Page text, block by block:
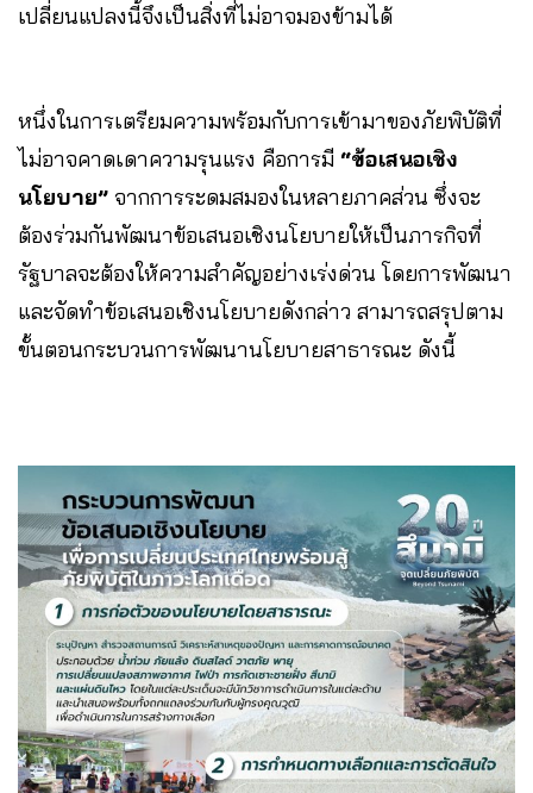
เปลี่ยนแปลงนี้จึงเป็นสิ่งที่ไม่อาจมองข้ามได้
หนึ่งในการเตรียมความพร้อมกับการเข้ามาของภัยพิบัติที่
ไม่อาจคาดเดาความรุนแรง คือการมี “ข้อเสนอเชิง
นโยบาย” จากการระดมสมองในหลายภาคส่วน ซึ่งจะ
ต้องร่วมกันพัฒนาข้อเสนอเชิงนโยบายให้เป็นภารกิจที่
รัฐบาลจะต้องให้ความสำคัญอย่างเร่งด่วน โดยการพัฒนา
และจัดทำข้อเสนอเชิงนโยบายดังกล่าว สามารถสรุปตาม
ขั้นตอนกระบวนการพัฒนานโยบายสาธารณะ ดังนี้